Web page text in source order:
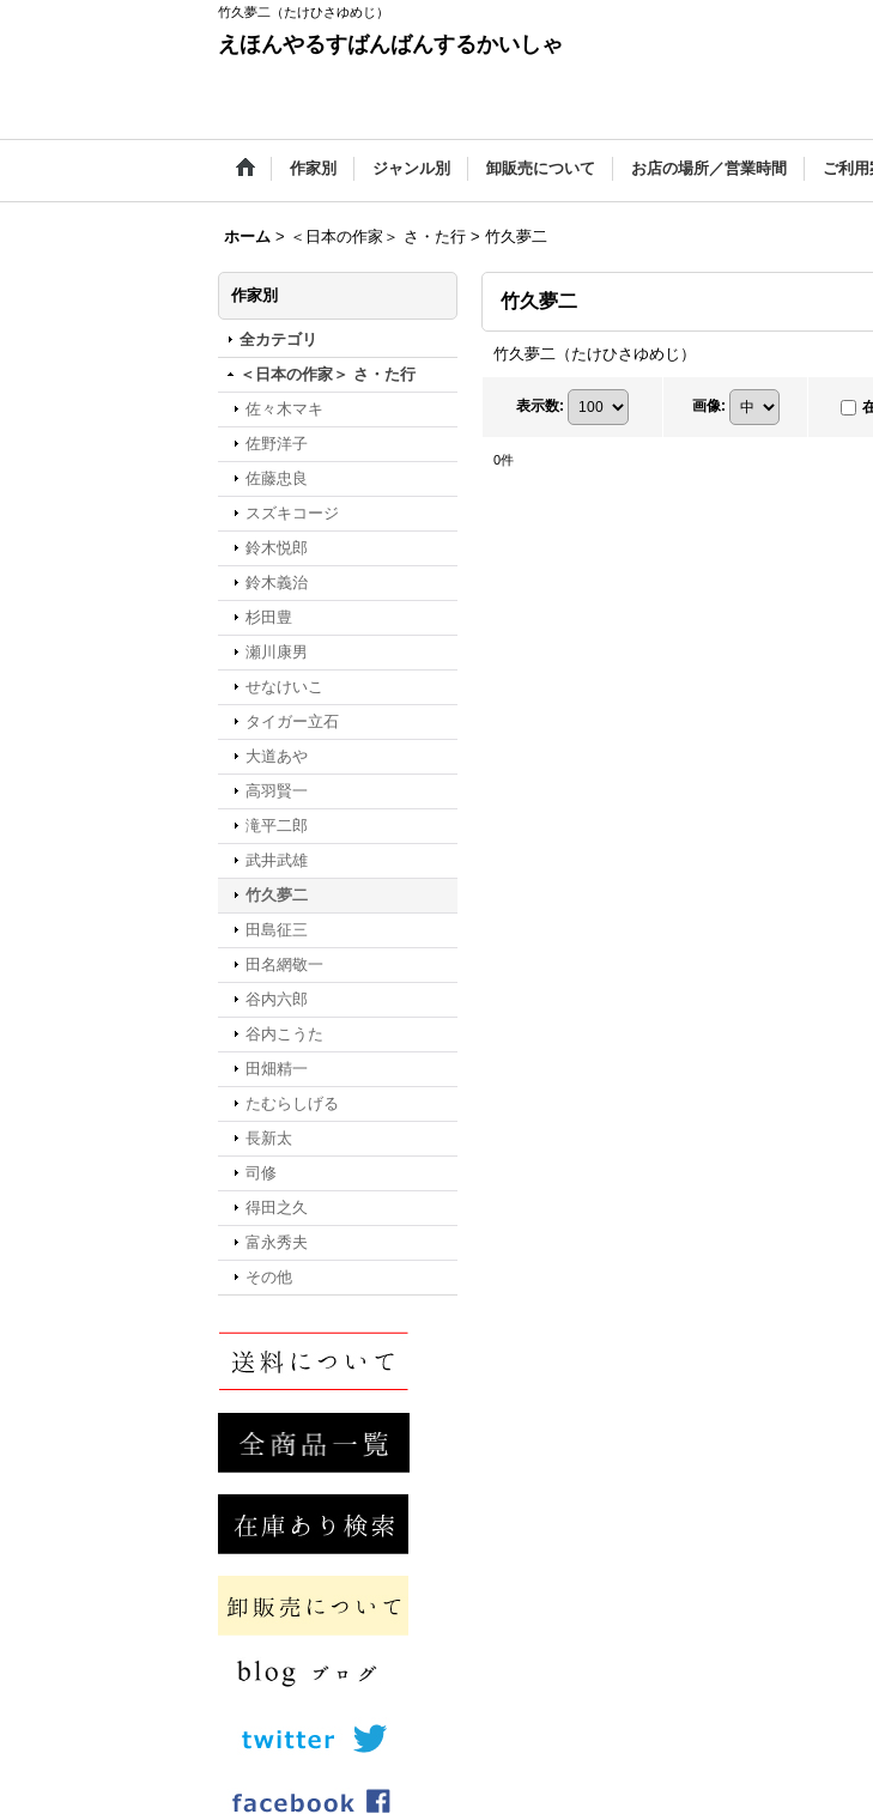
竹久夢二（たけひさゆめじ）
えほんやるすばんばんするかいしゃ
作家別 ジャンル別 卸販売について お店の場所／営業時間 ご利
ホーム > ＜日本の作家＞ さ・た行 > 竹久夢二
作家別
全カテゴリ
＜日本の作家＞ さ・た行
佐々木マキ
佐野洋子
佐藤忠良
スズキコージ
鈴木悦郎
鈴木義治
杉田豊
瀬川康男
せなけいこ
タイガー立石
大道あや
高羽賢一
滝平二郎
武井武雄
竹久夢二
田島征三
田名網敬一
谷内六郎
谷内こうた
田畑精一
たむらしげる
長新太
司修
得田之久
富永秀夫
その他
竹久夢二
竹久夢二（たけひさゆめじ）
表示数: 画像:
0件